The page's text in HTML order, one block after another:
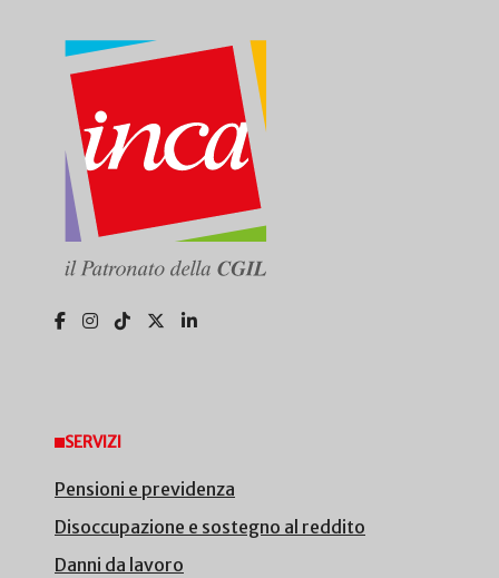
SERVIZI
Pensioni e previdenza
Disoccupazione e sostegno al reddito
Danni da lavoro